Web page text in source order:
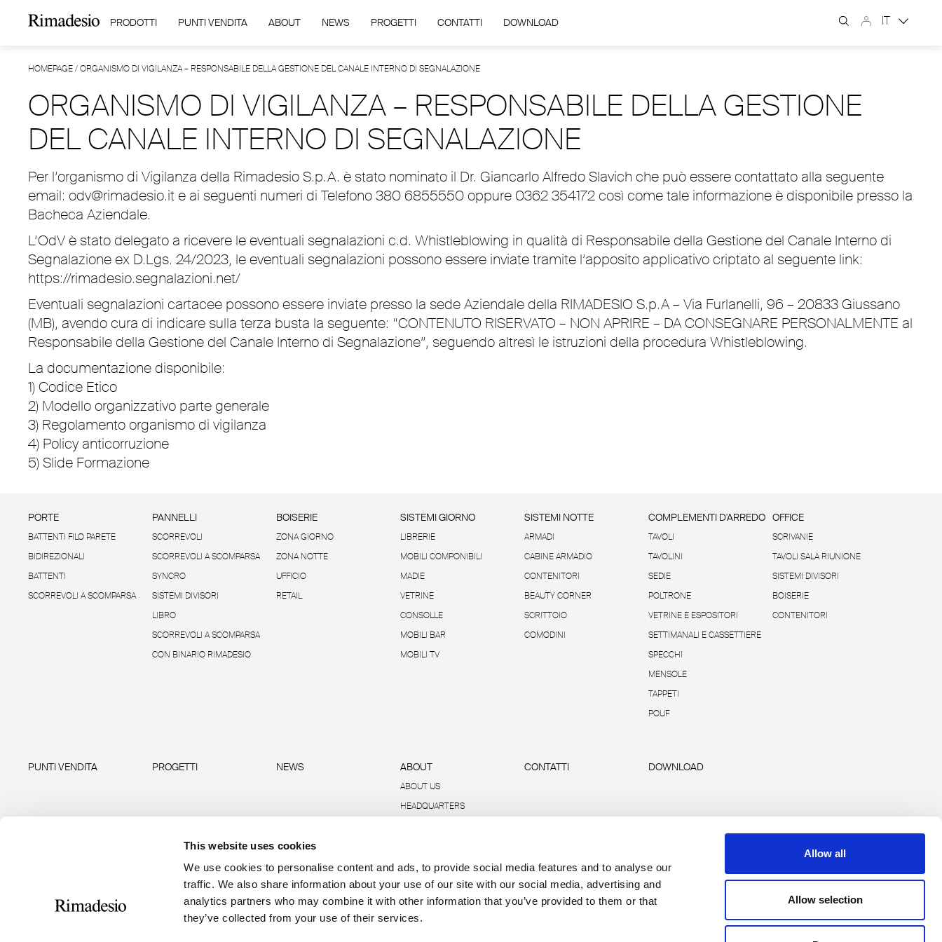
This website uses cookies
We use cookies to personalise content and ads, to provide social media features and to analyse our
traffic. We also share information about your use of our site with our social media, advertising and
analytics partners who may combine it with other information that you’ve provided to them or that
they’ve collected from your use of their services.
Allow all
Allow selection
PRODOTTI PUNTI VENDITA ABOUT NEWS PROGETTI CONTATTI DOWNLOAD IT
HOMEPAGE/ORGANISMO DI VIGILANZA – RESPONSABILE DELLA GESTIONE DEL CANALE INTERNO DI SEGNALAZIONE
ORGANISMO DI VIGILANZA – RESPONSABILE DELLA GESTIONE
DEL CANALE INTERNO DI SEGNALAZIONE
Per l’organismo di Vigilanza della Rimadesio S.p.A. è stato nominato il Dr. Giancarlo Alfredo Slavich che può essere contattato alla seguente
email: odv@rimadesio.it e ai seguenti numeri di Telefono 380 6855550 oppure 0362 354172 così come tale informazione è disponibile presso la
Bacheca Aziendale.
L’OdV è stato delegato a ricevere le eventuali segnalazioni c.d. Whistleblowing in qualità di Responsabile della Gestione del Canale Interno di
Segnalazione ex D.Lgs. 24/2023, le eventuali segnalazioni possono essere inviate tramite l’apposito applicativo criptato al seguente link:
https://rimadesio.segnalazioni.net/
Eventuali segnalazioni cartacee possono essere inviate presso la sede Aziendale della RIMADESIO S.p.A – Via Furlanelli, 96 – 20833 Giussano
(MB), avendo cura di indicare sulla terza busta la seguente: “CONTENUTO RISERVATO – NON APRIRE – DA CONSEGNARE PERSONALMENTE al
Responsabile della Gestione del Canale Interno di Segnalazione”, seguendo altresì le istruzioni della procedura Whistleblowing.
La documentazione disponibile:
1)Codice Etico
2) Modello organizzativo parte generale
3) Regolamento organismo di vigilanza
4) Policy anticorruzione
5)Slide Formazione
PORTE
BATTENTI FILO PARETE
BIDIREZIONALI
BATTENTI
SCORREVOLI A SCOMPARSA
PANNELLI
SCORREVOLI
SCORREVOLI A SCOMPARSA
SYNCRO
SISTEMI DIVISORI
LIBRO
SCORREVOLI A SCOMPARSA
CON BINARIO RIMADESIO
BOISERIE
ZONA GIORNO
ZONA NOTTE
UFFICIO
RETAIL
SISTEMI GIORNO
LIBRERIE
MOBILI COMPONIBILI
MADIE
VETRINE
CONSOLLE
MOBILI BAR
MOBILI TV
SISTEMI NOTTE
ARMADI
CABINE ARMADIO
CONTENITORI
BEAUTY CORNER
SCRITTOIO
COMODINI
COMPLEMENTI D'ARREDO
TAVOLI
TAVOLINI
SEDIE
POLTRONE
VETRINE E ESPOSITORI
SETTIMANALI E CASSETTIERE
SPECCHI
MENSOLE
TAPPETI
POUF
OFFICE
SCRIVANIE
TAVOLI SALA RIUNIONE
SISTEMI DIVISORI
BOISERIE
CONTENITORI
PUNTI VENDITA PROGETTI NEWS ABOUT
ABOUT US
HEADQUARTERS
R-ACADEMY
CONTATTI DOWNLOAD